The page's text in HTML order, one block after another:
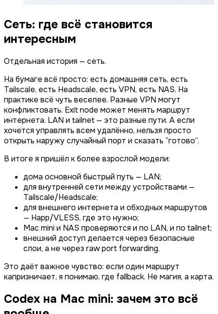
Сеть: где всё становится
интересным
Отдельная история — сеть.
На бумаге всё просто: есть домашняя сеть, есть
Tailscale, есть Headscale, есть VPN, есть NAS. На
практике всё чуть веселее. Разные VPN могут
конфликтовать. Exit node может менять маршрут
интернета. LAN и tailnet — это разные пути. А если
хочется управлять всем удалённо, нельзя просто
открыть наружу случайный порт и сказать “готово”.
В итоге я пришёл к более взрослой модели:
дома основной быстрый путь — LAN;
для внутренней сети между устройствами —
Tailscale/Headscale;
для внешнего интернета и обходных маршрутов
— Happ/VLESS, где это нужно;
Mac mini и NAS проверяются и по LAN, и по tailnet;
внешний доступ делается через безопасные
слои, а не через raw port forwarding.
Это даёт важное чувство: если один маршрут
капризничает, я понимаю, где fallback. Не магия, а карта.
Codex на Mac mini: зачем это всё